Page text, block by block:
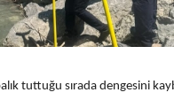
tuttuğu sırada dengesini